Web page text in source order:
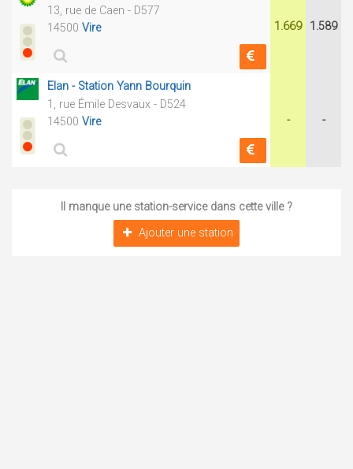
13, rue de Caen - D577
14500 Vire 1.669 1.589
Elan - Station Yann Bourquin
1, rue Émile Desvaux - D524
14500 Vire - -
Il manque une station-service dans cette ville ?
Ajouter une station